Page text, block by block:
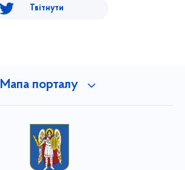
Твітнути
Мапа порталу